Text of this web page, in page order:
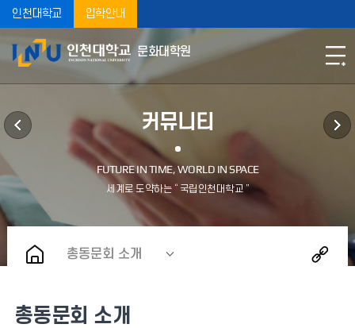
인천대학교 입학안내
문화대학원
커뮤니티
총동문회 소개
총동문회 소개